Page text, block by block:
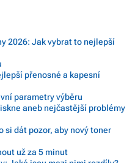
2026: Jak vybrat to nejlepší
přenosné a kapesní
parametry výběru
aneb nejčastější problémy
si dát pozor, aby nový toner
už za 5 minut